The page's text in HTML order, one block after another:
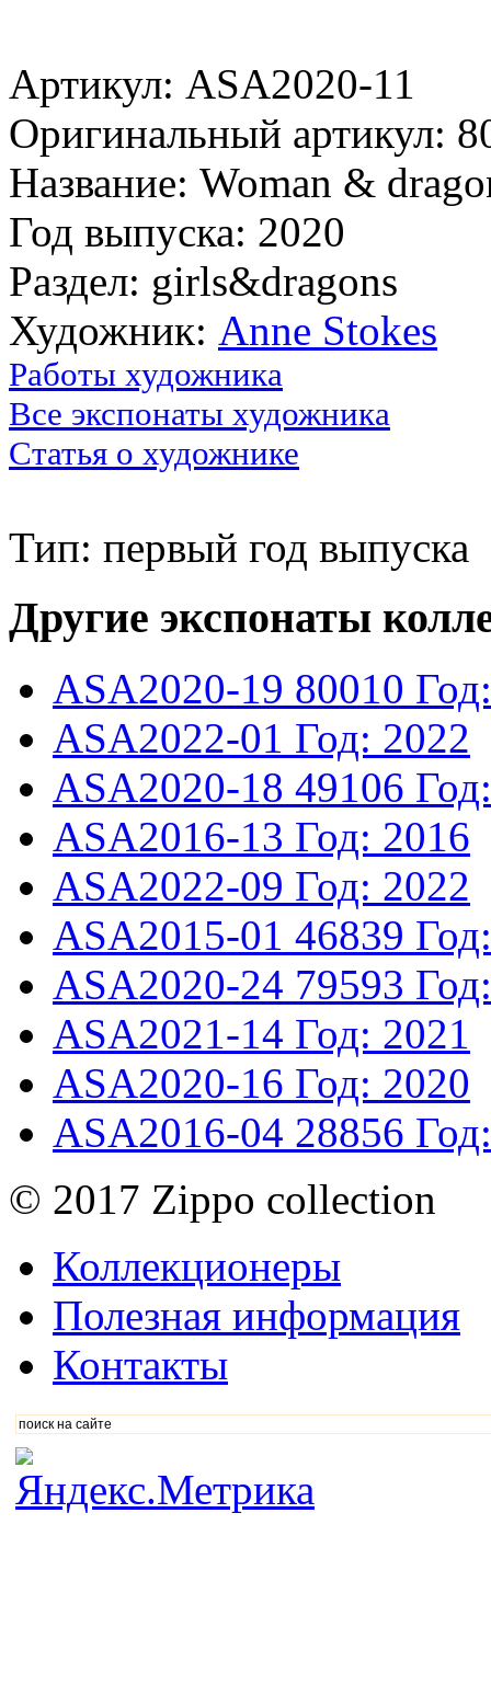
Артикул: ASA2020-11
Оригинальный артикул:
Название: Woman &
Год выпуска: 2020
Раздел: girls&dragons
Художник: Anne Stokes
Работы художника
Все экспонаты художника
Статья о художнике
Тип: первый год выпуска
Другие экспонаты
ASA2020-19 80010
ASA2022-01 Год: 2022
ASA2020-18 49106
ASA2016-13 Год: 2016
ASA2022-09 Год: 2022
ASA2015-01 46839
ASA2020-24 79593
ASA2021-14 Год: 2021
ASA2020-16 Год: 2020
ASA2016-04 28856
© 2017 Zippo collection
Коллекционеры
Полезная информация
Контакты